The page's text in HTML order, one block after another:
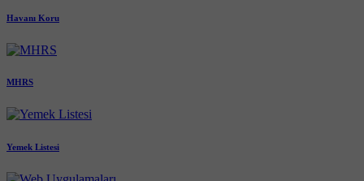
Havanı Koru
MHRS
Yemek Listesi